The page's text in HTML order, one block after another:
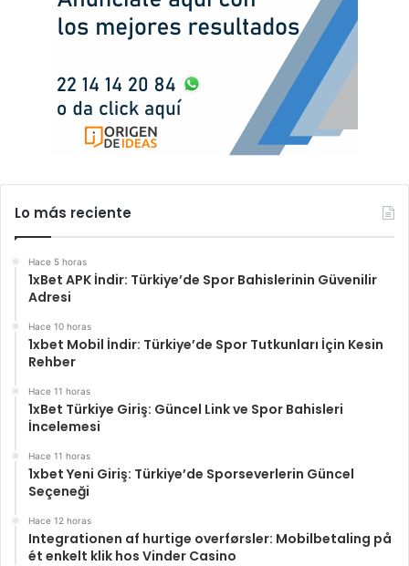
Lo más reciente
Hace 5 horas
1xBet APK İndir: Türkiye’de Spor Bahislerinin Güvenilir
Adresi
Hace 10 horas
1xbet Mobil İndir: Türkiye’de Spor Tutkunları İçin Kesin
Rehber
Hace 11 horas
1xBet Türkiye Giriş: Güncel Link ve Spor Bahisleri
İncelemesi
Hace 11 horas
1xbet Yeni Giriş: Türkiye’de Sporseverlerin Güncel
Seçeneği
Hace 12 horas
Integrationen af hurtige overførsler: Mobilbetaling på
ét enkelt klik hos Vinder Casino